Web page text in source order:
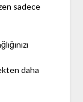
sadece
daha